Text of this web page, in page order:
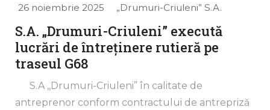
26 noiembrie 2025 „Drumuri-Criuleni” S.A.
S.A. „Drumuri-Criuleni” execută
lucrări de întreținere rutieră pe
traseul G68
S.A ,,Drumuri-Criuleni” în calitate de
antreprenor conform contractului de antrepriză